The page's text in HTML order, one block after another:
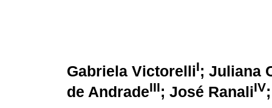
Gabriela VictorelliI; Juliana
de AndradeIII; José RanaliIV